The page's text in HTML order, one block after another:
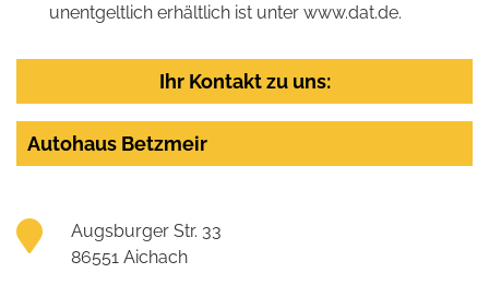
unentgeltlich erhältlich ist unter www.dat.de.
Ihr Kontakt zu uns:
Autohaus Betzmeir
Augsburger Str. 33
86551 Aichach